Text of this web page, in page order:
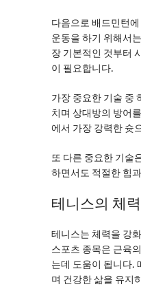
다음으로 배드민턴
운동을 하기 위해서
장 기본적인 것부터
이 필요합니다.
가장 중요한 기술 중
치며 상대방의 방어
에서 가장 강력한 슛
또 다른 중요한 기술
하면서도 적절한 힘
테니스의 체
테니스는 체력을 강
스포츠 종목은 근육
는데 도움이 됩니다.
며 건강한 삶을 유지